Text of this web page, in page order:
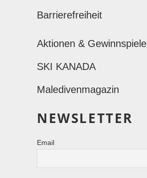
Barrierefreiheit
Aktionen & Gewinnspiele
SKI KANADA
Maledivenmagazin
NEWSLETTER
Email